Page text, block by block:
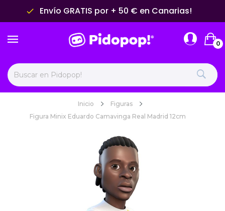
done Envío GRATIS por + 50 € en Canarias!
0
Inicio
Figuras
Figura Minix Eduardo Camavinga Real Madrid 12cm